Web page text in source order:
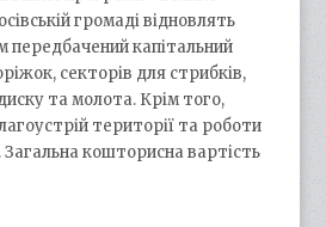
громаді відновлять
передбачений капітальний
секторів для стрибків,
та молота. Крім того,
території та роботи
Загальна кошторисна вартість